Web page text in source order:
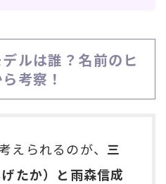
ルは誰？名前のヒ
考察！
えられるのが、 三
たか）と雨森信成